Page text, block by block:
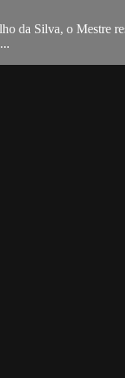
da Silva, o Mestre